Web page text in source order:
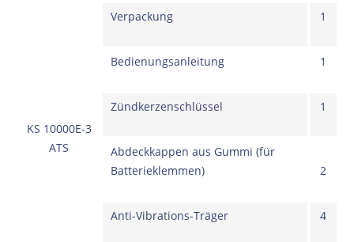
KS 10000E-3
ATS
Verpackung 1
Bedienungsanleitung 1
Zündkerzenschlüssel 1
Abdeckkappen aus Gummi (für
Batterieklemmen)
2
Anti-Vibrations-Träger 4